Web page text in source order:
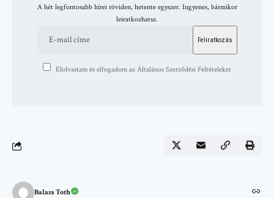
A hét legfontosabb hírei röviden, hetente egyszer. Ingyenes, bármikor
leiratkozhatsz.
Elolvastam és elfogadom az Általános Szerződési Feltételeket
Balazs Toth